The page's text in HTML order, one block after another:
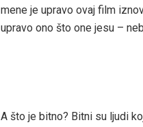
mene je upravo ovaj film
upravo ono što one jesu –
A što je bitno? Bitni su ljudi